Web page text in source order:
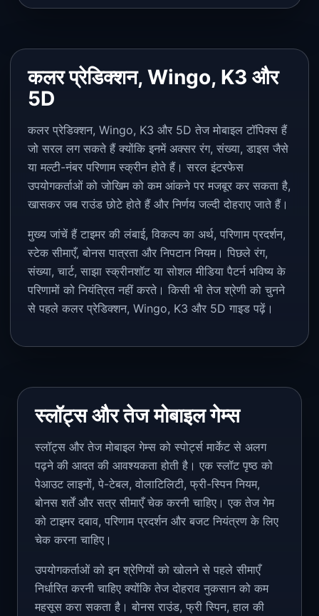
कलर प्रेडिक्शन, Wingo, K3 और
5D
कलर प्रेडिक्शन, Wingo, K3 और 5D तेज मोबाइल टॉपिक्स हैं
जो सरल लग सकते हैं क्योंकि इनमें अक्सर रंग, संख्या, डाइस जैसे
या मल्टी-नंबर परिणाम स्क्रीन होते हैं। सरल इंटरफेस
उपयोगकर्ताओं को जोखिम को कम आंकने पर मजबूर कर सकता है,
खासकर जब राउंड छोटे होते हैं और निर्णय जल्दी दोहराए जाते हैं।
मुख्य जांचें हैं टाइमर की लंबाई, विकल्प का अर्थ, परिणाम प्रदर्शन,
स्टेक सीमाएँ, बोनस पात्रता और निपटान नियम। पिछले रंग,
संख्या, चार्ट, साझा स्क्रीनशॉट या सोशल मीडिया पैटर्न भविष्य के
परिणामों को नियंत्रित नहीं करते। किसी भी तेज श्रेणी को चुनने
से पहले कलर प्रेडिक्शन, Wingo, K3 और 5D गाइड पढ़ें।
स्लॉट्स और तेज मोबाइल गेम्स
स्लॉट्स और तेज मोबाइल गेम्स को स्पोर्ट्स मार्केट से अलग
पढ़ने की आदत की आवश्यकता होती है। एक स्लॉट पृष्ठ को
पेआउट लाइनों, पे-टेबल, वोलाटिलिटी, फ्री-स्पिन नियम,
बोनस शर्तें और सत्र सीमाएँ चेक करनी चाहिए। एक तेज गेम
को टाइमर दबाव, परिणाम प्रदर्शन और बजट नियंत्रण के लिए
चेक करना चाहिए।
उपयोगकर्ताओं को इन श्रेणियों को खोलने से पहले सीमाएँ
निर्धारित करनी चाहिए क्योंकि तेज दोहराव नुकसान को कम
महसूस करा सकता है। बोनस राउंड, फ्री स्पिन, हाल की